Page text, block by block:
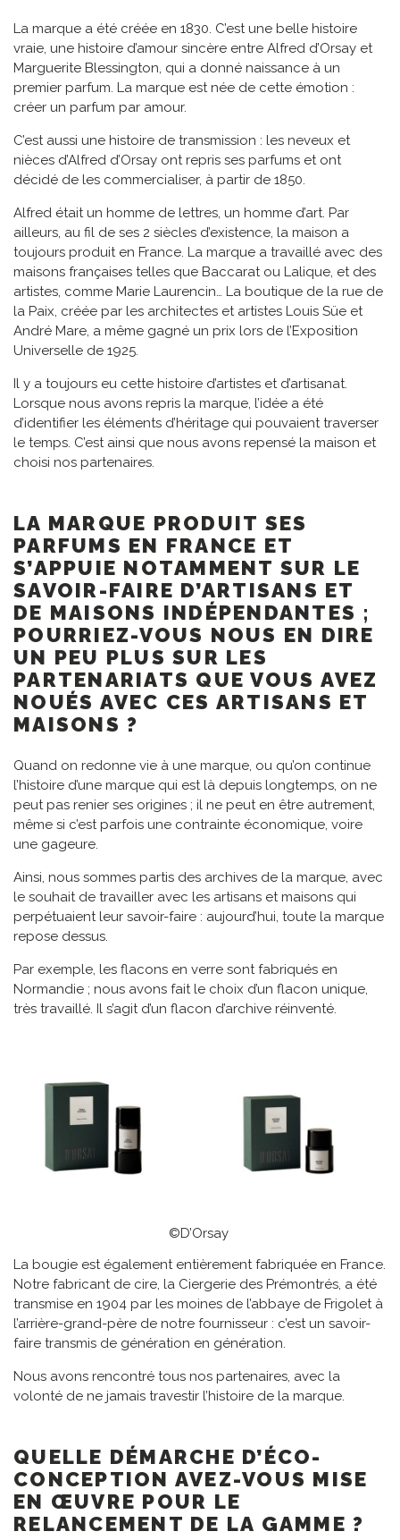
La marque a été créée en 1830. C’est une belle histoire
vraie, une histoire d’amour sincère entre Alfred d’Orsay et
Marguerite Blessington, qui a donné naissance à un
premier parfum. La marque est née de cette émotion :
créer un parfum par amour.
C’est aussi une histoire de transmission : les neveux et
nièces d’Alfred d’Orsay ont repris ses parfums et ont
décidé de les commercialiser, à partir de 1850.
Alfred était un homme de lettres, un homme d’art. Par
ailleurs, au fil de ses 2 siècles d’existence, la maison a
toujours produit en France. La marque a travaillé avec des
maisons françaises telles que Baccarat ou Lalique, et des
artistes, comme Marie Laurencin… La boutique de la rue de
la Paix, créée par les architectes et artistes Louis Süe et
André Mare, a même gagné un prix lors de l’Exposition
Universelle de 1925.
Il y a toujours eu cette histoire d’artistes et d’artisanat.
Lorsque nous avons repris la marque, l’idée a été
d’identifier les éléments d’héritage qui pouvaient traverser
le temps. C’est ainsi que nous avons repensé la maison et
choisi nos partenaires.
LA MARQUE PRODUIT SES
PARFUMS EN FRANCE ET
S’APPUIE NOTAMMENT SUR LE
SAVOIR-FAIRE D’ARTISANS ET
DE MAISONS INDÉPENDANTES ;
POURRIEZ-VOUS NOUS EN DIRE
UN PEU PLUS SUR LES
PARTENARIATS QUE VOUS AVEZ
NOUÉS AVEC CES ARTISANS ET
MAISONS ?
Quand on redonne vie à une marque, ou qu’on continue
l’histoire d’une marque qui est là depuis longtemps, on ne
peut pas renier ses origines ; il ne peut en être autrement,
même si c’est parfois une contrainte économique, voire
une gageure.
Ainsi, nous sommes partis des archives de la marque, avec
le souhait de travailler avec les artisans et maisons qui
perpétuaient leur savoir-faire : aujourd’hui, toute la marque
repose dessus.
Par exemple, les flacons en verre sont fabriqués en
Normandie ; nous avons fait le choix d’un flacon unique,
très travaillé. Il s’agit d’un flacon d’archive réinventé.
©D’Orsay
La bougie est également entièrement fabriquée en France.
Notre fabricant de cire, la Ciergerie des Prémontrés, a été
transmise en 1904 par les moines de l’abbaye de Frigolet à
l’arrière-grand-père de notre fournisseur : c’est un savoir-
faire transmis de génération en génération.
Nous avons rencontré tous nos partenaires, avec la
volonté de ne jamais travestir l’histoire de la marque.
QUELLE DÉMARCHE D’ÉCO-
CONCEPTION AVEZ-VOUS MISE
EN ŒUVRE POUR LE
RELANCEMENT DE LA GAMME ?